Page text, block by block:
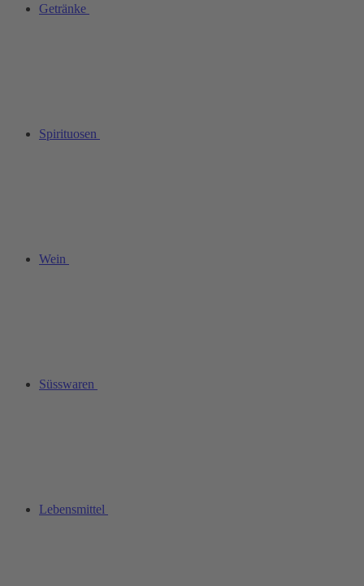
Getränke
Spirituosen
Wein
Süsswaren
Lebensmittel